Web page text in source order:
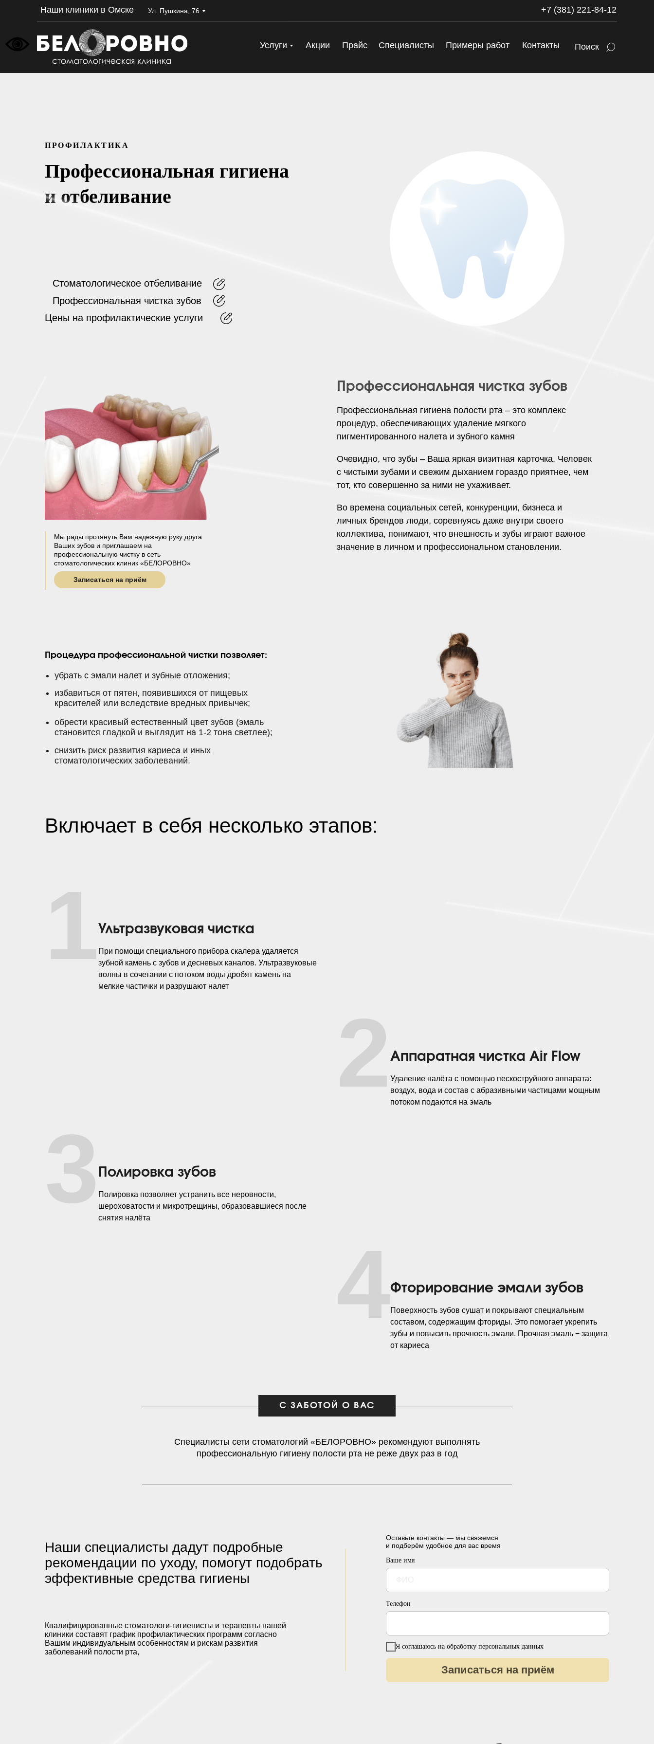
+7 (381) 221-84-12
Услуги Акции Прайс Специалисты Контакты Поиск
Примеры работ
Наши клиники в Омске Ул. Пушкина, 76
ПРОФИЛАКТИКА
Профессиональная гигиена
и отбеливание
Цены на профилактические услуги
Профессиональная чистка зубов
Стоматологическое отбеливание
Профессиональная чистка зубов
Профессиональная гигиена полости рта – это комплекс
процедур, обеспечивающих удаление мягкого
пигментированного налета и зубного камня
Очевидно, что зубы – Ваша яркая визитная карточка. Человек
с чистыми зубами и свежим дыханием гораздо приятнее, чем
тот, кто совершенно за ними не ухаживает.
Во времена социальных сетей, конкуренции, бизнеса и
личных брендов люди, соревнуясь даже внутри своего
коллектива, понимают, что внешность и зубы играют важное
значение в личном и профессиональном становлении.
Записаться на приём
Мы рады протянуть Вам надежную руку друга
Ваших зубов и приглашаем на
профессиональную чистку в сеть
стоматологических клиник «БЕЛОРОВНО»
Процедура профессиональной чистки позволяет:
снизить риск развития кариеса и иных
стоматологических заболеваний.
обрести красивый естественный цвет зубов (эмаль
становится гладкой и выглядит на 1-2 тона светлее);
избавиться от пятен, появившихся от пищевых
красителей или вследствие вредных привычек;
убрать с эмали налет и зубные отложения;
Включает в себя несколько этапов:
Ультразвуковая чистка
При помощи специального прибора скалера удаляется
зубной камень с зубов и десневых каналов. Ультразвуковые
волны в сочетании с потоком воды дробят камень на
мелкие частички и разрушают налет
1
Аппаратная чистка Air Flow
Удаление налёта с помощью пескоструйного аппарата:
воздух, вода и состав с абразивными частицами мощным
потоком подаются на эмаль
2
Полировка зубов
Полировка позволяет устранить все неровности,
шероховатости и микротрещины, образовавшиеся после
снятия налёта
3
Фторирование эмали зубов
Поверхность зубов сушат и покрывают специальным
составом, содержащим фториды. Это помогает укрепить
зубы и повысить прочность эмали. Прочная эмаль − защита
от кариеса
4
С ЗАБОТОЙ О ВАС
Специалисты сети стоматологий «БЕЛОРОВНО» рекомендуют выполнять
профессиональную гигиену полости рта не реже двух раз в год
Квалифицированные стоматологи-гигиенисты и терапевты нашей
клиники составят график профилактических программ согласно
Вашим индивидуальным особенностям и рискам развития
заболеваний полости рта,
Наши специалисты дадут подробные
рекомендации по уходу, помогут подобрать
эффективные средства гигиены
Ваше имя
Телефон
Я соглашаюсь на обработку персональных данных
Записаться на приём
Оставьте контакты — мы свяжемся
и подберём удобное для вас время